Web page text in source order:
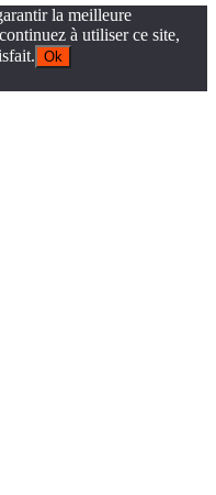
la meilleure
à utiliser ce site,
Ok